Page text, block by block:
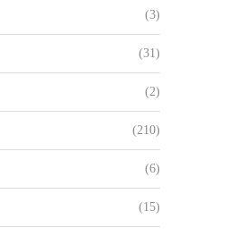
(3)
(31)
(2)
(210)
(6)
(15)